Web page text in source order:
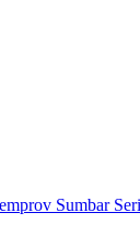
Sumbar